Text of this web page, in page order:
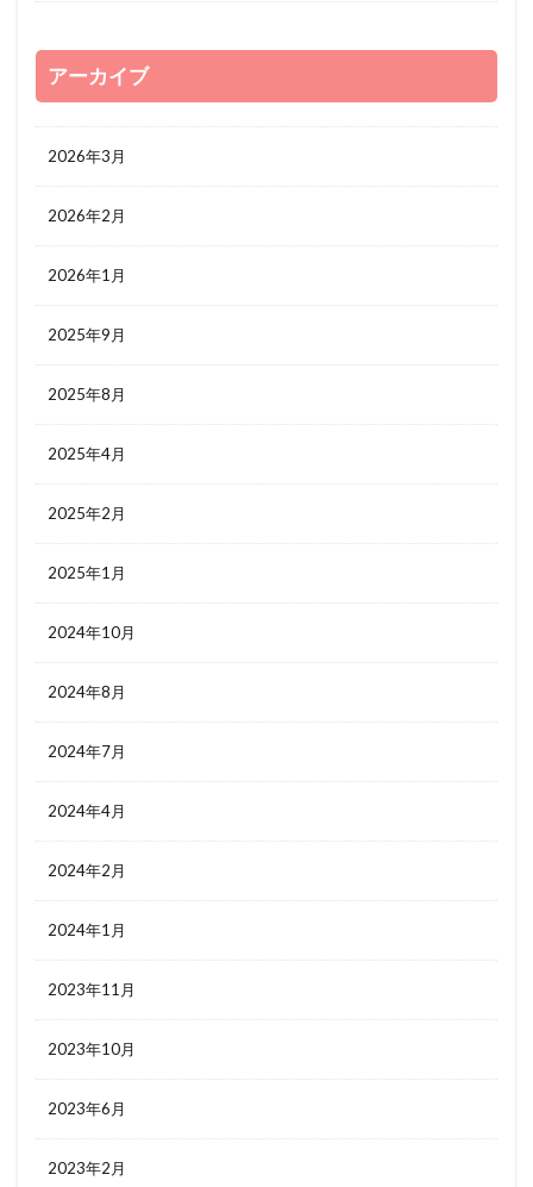
アーカイブ
2026年3月
2026年2月
2026年1月
2025年9月
2025年8月
2025年4月
2025年2月
2025年1月
2024年10月
2024年8月
2024年7月
2024年4月
2024年2月
2024年1月
2023年11月
2023年10月
2023年6月
2023年2月